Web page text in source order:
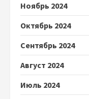
Ноябрь 2024
Октябрь 2024
Сентябрь 2024
Август 2024
Июль 2024